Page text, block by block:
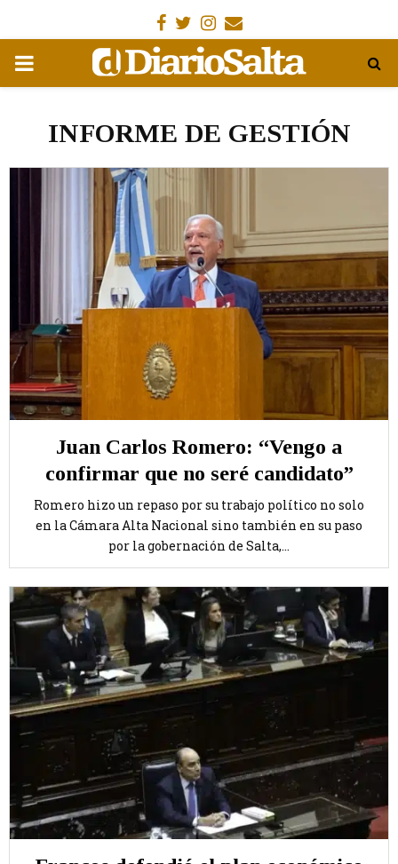
Facebook
Gorjeo
Instagram
Email
MENÚ
INFORME DE GESTIÓN
Juan Carlos Romero: “Vengo a
confirmar que no seré candidato”
Romero hizo un repaso por su trabajo político no solo
en la Cámara Alta Nacional sino también en su paso
por la gobernación de Salta,...